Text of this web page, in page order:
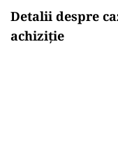
Detalii despre
achiziție